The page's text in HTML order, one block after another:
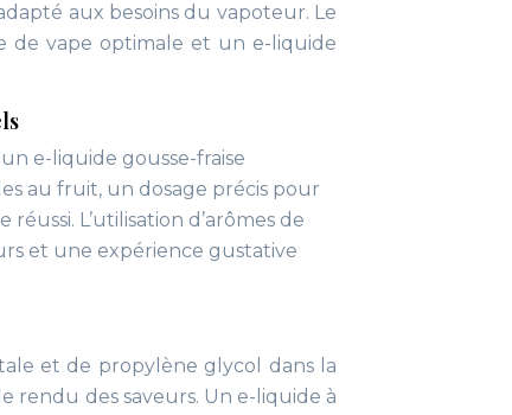
aux besoins du vapoteur. Le
de vape optimale et un e-liquide
e-liquide gousse-fraise
au fruit, un dosage précis pour
L’utilisation d’arômes de
et une expérience gustative
et de propylène glycol dans la
rendu des saveurs. Un e-liquide à